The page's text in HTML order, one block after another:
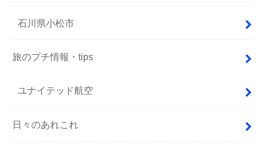
石川県小松市
旅のプチ情報・tips
ユナイテッド航空
日々のあれこれ